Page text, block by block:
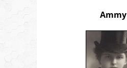
Ammy